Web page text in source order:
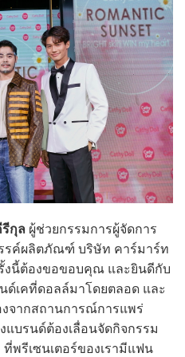
กุล ผู้ช่วยกรรมการผู้จัดการ
รค์ผลิตภัณฑ์ บริษัท คาร์มาร์ท
งนี้ต้องขอขอบคุณ และยินดีกับ
เคที่ดอลล์มาโดยตลอด และ
จากสถานการณ์การแพร่
แบรนด์ต้องเลื่อนจัดกิจกรรม
พรีเซนเตอร์ของเรามีแฟน